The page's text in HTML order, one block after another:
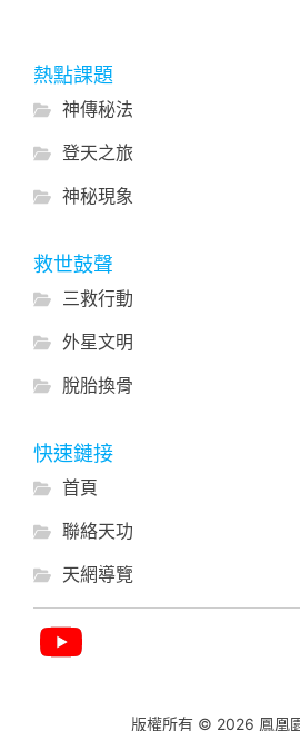
熱點課題
神傳秘法
登天之旅
神秘現象
救世鼓聲
三救行動
外星文明
脫胎換骨
快速鏈接
首頁
聯絡天功
天網導覽
版權所有 © 2026 鳳凰